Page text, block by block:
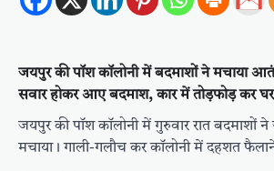
जयपुर की पॉश कॉलोनी में बदमाशों ने मचाया
सवार होकर आए बदमाश, कार में तोड़फोड़ कर घर
जयपुर की पॉश कॉलोनी में गुरुवार रात
मचाया। गाली-गलौच कर कॉलोनी में दहशत